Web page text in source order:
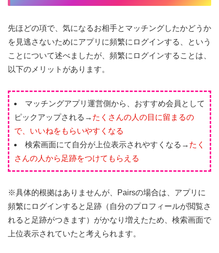
先ほどの項で、気になるお相手とマッチングしたかどうか
を見逃さないためにアプリに頻繁にログインする、という
ことについて述べましたが、頻繁にログインすることは、
以下のメリットがあります。
マッチングアプリ運営側から、おすすめ会員として
ピックアップされる→ たくさんの人の目に留まるの
で、いいねをもらいやすくなる
検索画面にて自分が上位表示されやすくなる→ たく
さんの人から足跡をつけてもらえる
※具体的根拠はありませんが、Pairsの場合は、アプリに
頻繁にログインすると足跡（自分のプロフィールが閲覧さ
れると足跡がつきます）がかなり増えたため、検索画面で
上位表示されていたと考えられます。